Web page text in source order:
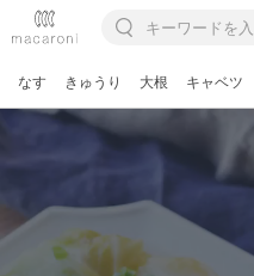
なす きゅうり 大根 キャベツ